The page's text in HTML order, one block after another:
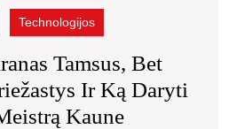
Technologijos
Tamsus, Bet
Ir Ką Daryti
Kaune